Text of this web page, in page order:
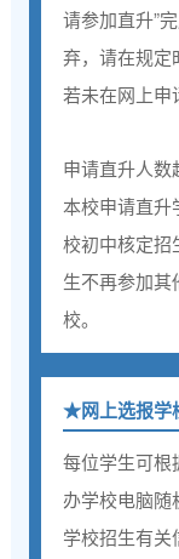
请参加直升”
弃，请在规定
若未在网上申
申请直升人数
本校申请直升
校初中核定招
生不再参加其
校。
★网上选报学
每位学生可根
办学校电脑随
学校招生有